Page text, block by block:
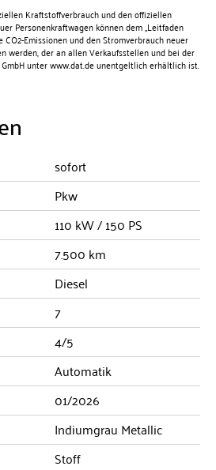
Kraftstoffverbrauch und den offiziellen
Personenkraftwagen können dem „Leitfaden
Emissionen und den Stromverbrauch neuer
werden, der an allen Verkaufsstellen und bei der
unterwww.dat.deunentgeltlich erhältlich ist.
sofort
Pkw
110 kW / 150 PS
7.500 km
Diesel
7
4/5
Automatik
01/2026
Indiumgrau Metallic
Stoff